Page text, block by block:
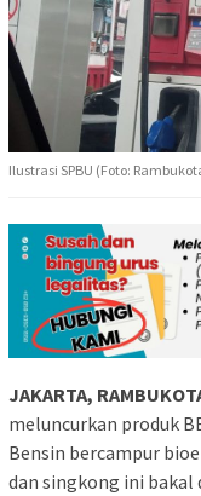
Ilustrasi SPBU (Foto:
JAKARTA,
meluncurkan produk
Bensin bercampur
dan singkong ini bakal